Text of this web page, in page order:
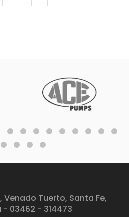
Venado Tuerto, Santa Fe,
- 03462 - 314473